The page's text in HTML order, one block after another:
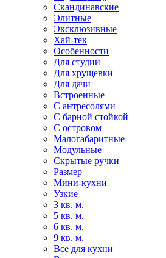
Скандинавские
Элитные
Эксклюзивные
Хай-тек
Особенности
Для студии
Для хрущевки
Для дачи
Встроенные
С антресолями
С барной стойкой
С островом
Малогабаритные
Модульные
Скрытые ручки
Размер
Мини-кухни
Узкие
3 кв. м.
5 кв. м.
6 кв. м.
9 кв. м.
Все для кухни